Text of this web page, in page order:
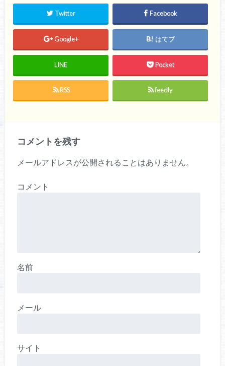
Twitter Facebook
Google+ はてブ
LINE Pocket
RSS feedly
コメントを残す
メールアドレスが公開されることはありません。
コメント
名前
メール
サイト